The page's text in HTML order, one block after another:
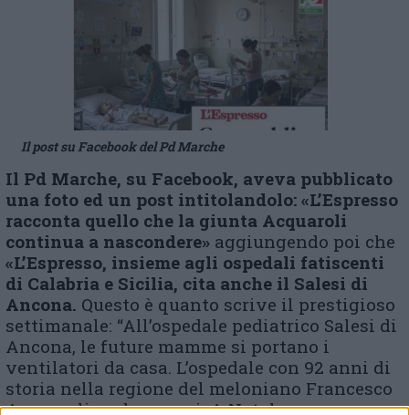
Il post su Facebook del Pd Marche
Il Pd Marche, su Facebook, aveva pubblicato
una foto ed un post intitolandolo: «L’Espresso
racconta quello che la giunta Acquaroli
continua a nascondere» aggiungendo poi che
«L’Espresso, insieme agli ospedali fatiscenti
di Calabria e Sicilia, cita anche il Salesi di
Ancona. Questo è quanto scrive il prestigioso
settimanale: “All’ospedale pediatrico Salesi di
Ancona, le future mamme si portano i
ventilatori da casa. L’ospedale con 92 anni di
storia nella regione del meloniano Francesco
Acquaroli, cade a pezzi. A Natale scorso una